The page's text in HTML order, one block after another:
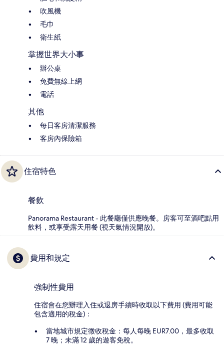
吹風機
毛巾
衛生紙
掌握世界大小事
辦公桌
免費無線上網
電話
其他
每日客房清潔服務
客房內保險箱
住宿特色
餐飲
Panorama Restaurant - 此餐廳僅供應晚餐。房客可至酒吧點用
飲料，或享受露天用餐 (視天氣情況開放)。
費用和規定
強制性費用
住宿會在您辦理入住或退房手續時收取以下費用 (費用可能
包含適用的稅金)：
當地城市規定徵收稅金：每人每晚 EUR7.00，最多收取
7 晚；未滿 12 歲的遊客免稅。